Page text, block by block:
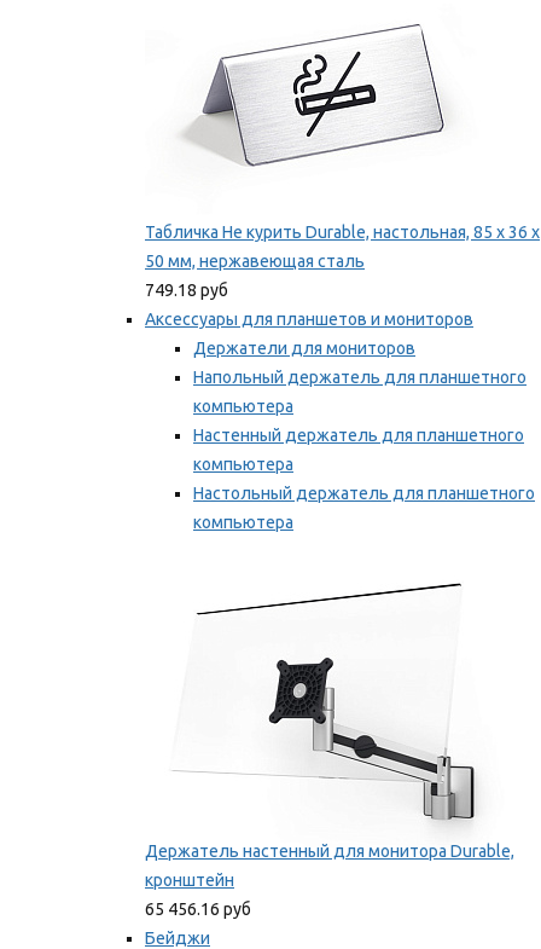
Табличка Не курить Durable, настольная, 85 x 36 x
50 мм, нержавеющая сталь
749.18 руб
Аксессуары для планшетов и мониторов
Держатели для мониторов
Напольный держатель для планшетного
компьютера
Настенный держатель для планшетного
компьютера
Настольный держатель для планшетного
компьютера
Держатель настенный для монитора Durable,
кронштейн
65 456.16 руб
Бейджи